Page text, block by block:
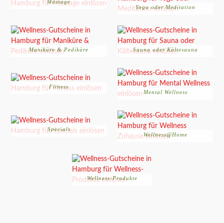
Massage
Yoga oder Meditation
Maniküre & Pediküre Sauna oder Kältesauna
Fitness
Mental Wellness
Specials
Wellness@Home
Wellness-Produkte